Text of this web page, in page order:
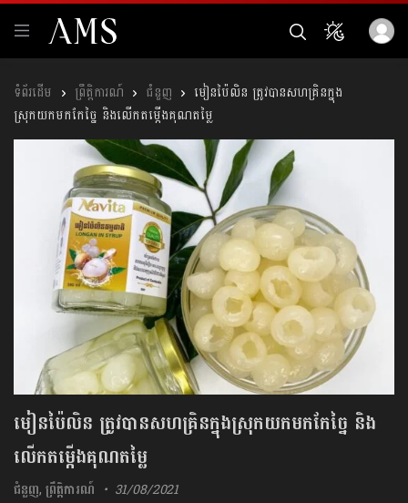
ព្រឹត្តិការណ៍ ជំនួញ
មៀនប៉ៃលិន ត្រូវបានសហគ្រិនក្នុង
ស្រុកយកមកកែច្នៃ និងលើកតម្កើងគុណតម្លៃ
មៀនប៉ៃលិន ត្រូវបានសហគ្រិនក្នុងស្រុកយកមកកែច្នៃ និង
លើកតម្កើងគុណតម្លៃ
ជំនួញ,ព្រឹត្តិការណ៍ 31/08/2021